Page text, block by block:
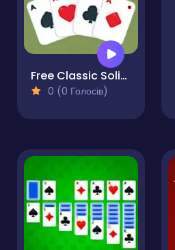
Free Classic Solitaire
0 (0 Голосів)